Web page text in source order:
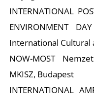
INTERNATIONAL
ENVIRONMENT
International Cultural
NOW-MOST
MKISZ, Budapest
INTERNATIONAL